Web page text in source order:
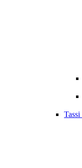
Tassi